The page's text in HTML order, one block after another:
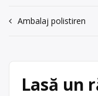
Navigare
Ambalaj polistiren
Lasă un